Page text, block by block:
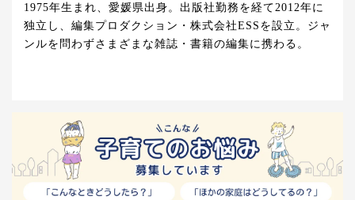
1975年生まれ、愛媛県出身。出版社勤務を経て2012年に
独立し、編集プロダクション・株式会社ESSを設立。ジャ
ンルを問わずさまざまな雑誌・書籍の編集に携わる。